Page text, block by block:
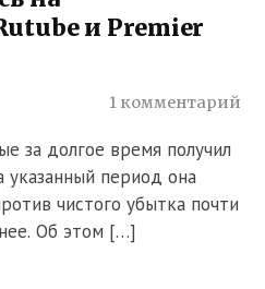
и Premier
1 комментарий
за долгое время получил
период она
чистого убытка почти
Об этом […]